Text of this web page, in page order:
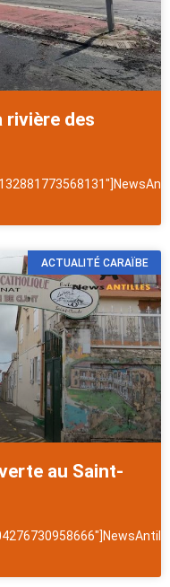
rivière des
ACTUALITÉ CARAÏBE
au Saint-